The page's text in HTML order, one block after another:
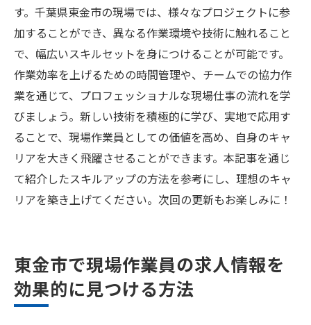
す。千葉県東金市の現場では、様々なプロジェクトに参
加することができ、異なる作業環境や技術に触れること
で、幅広いスキルセットを身につけることが可能です。
作業効率を上げるための時間管理や、チームでの協力作
業を通じて、プロフェッショナルな現場仕事の流れを学
びましょう。新しい技術を積極的に学び、実地で応用す
ることで、現場作業員としての価値を高め、自身のキャ
リアを大きく飛躍させることができます。本記事を通じ
て紹介したスキルアップの方法を参考にし、理想のキャ
リアを築き上げてください。次回の更新もお楽しみに！
東金市で現場作業員の求人情報を
効果的に見つける方法